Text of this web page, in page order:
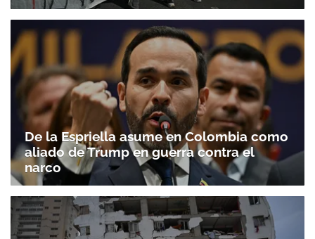
De la Espriella asume en Colombia como
aliado de Trump en guerra contra el
narco